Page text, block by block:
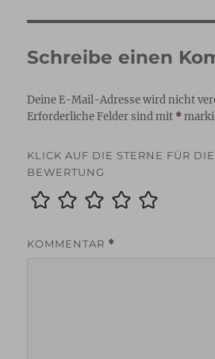
Schreibe einen
Deine E-Mail-Adresse wird nicht
Erforderliche Felder sind mit *
KLICK AUF DIE STERNE FÜR
BEWERTUNG
KOMMENTAR *